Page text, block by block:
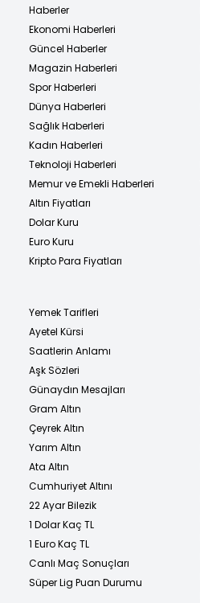
Haberler
Ekonomi Haberleri
Güncel Haberler
Magazin Haberleri
Spor Haberleri
Dünya Haberleri
Sağlık Haberleri
Kadın Haberleri
Teknoloji Haberleri
Memur ve Emekli Haberleri
Altın Fiyatları
Dolar Kuru
Euro Kuru
Kripto Para Fiyatları
Yemek Tarifleri
Ayetel Kürsi
Saatlerin Anlamı
Aşk Sözleri
Günaydın Mesajları
Gram Altın
Çeyrek Altın
Yarım Altın
Ata Altın
Cumhuriyet Altını
22 Ayar Bilezik
1 Dolar Kaç TL
1 Euro Kaç TL
Canlı Maç Sonuçları
Süper Lig Puan Durumu